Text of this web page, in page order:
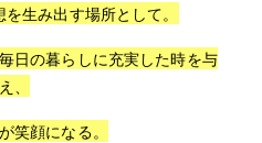
生み出す場所として。
日の暮らしに充実した時を与
え、
笑顔になる。